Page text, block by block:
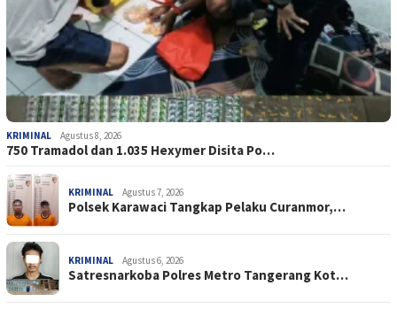
KRIMINAL Agustus 8, 2026
750 Tramadol dan 1.035 Hexymer Disita Po…
KRIMINAL Agustus 7, 2026
Polsek Karawaci Tangkap Pelaku Curanmor,…
KRIMINAL Agustus 6, 2026
Satresnarkoba Polres Metro Tangerang Kot…